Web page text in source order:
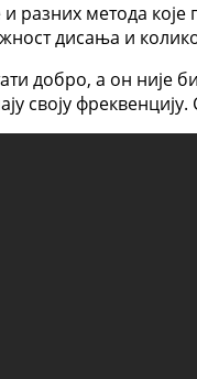
метода
дисања и
добро, а он није
фреквенцију.